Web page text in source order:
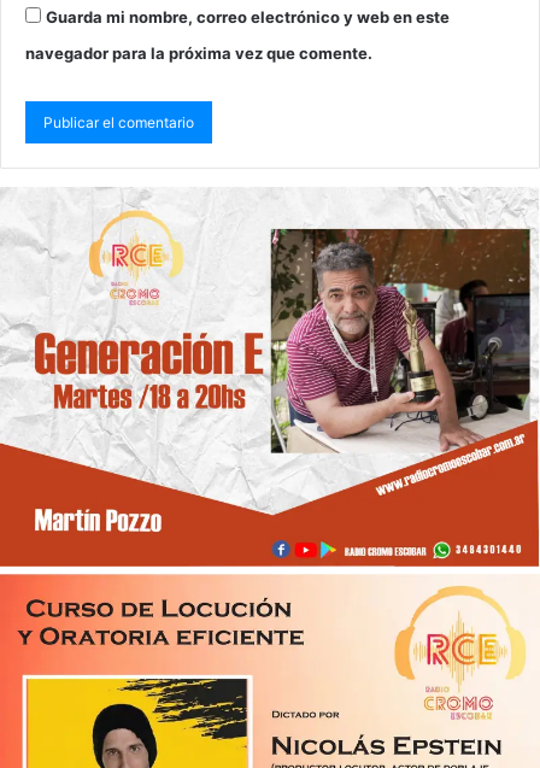
Guarda mi nombre, correo electrónico y web en este
navegador para la próxima vez que comente.